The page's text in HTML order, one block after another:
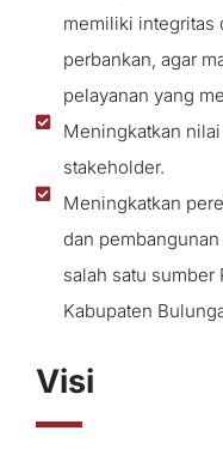
Visi
memiliki integritas
perbankan, agar
pelayanan yang
Meningkatkan
stakeholder.
Meningkatkan
dan
salah satu sumber
Kabupaten